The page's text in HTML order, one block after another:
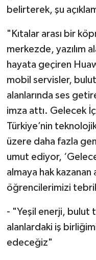
belirterek, şu
"Kıtalar arası bir
merkezde, yazılım
hayata geçiren
mobil servisler,
alanlarında ses
imza attı. Gelecek
Türkiye’nin
üzere daha fazla
umut ediyor,
almaya hak kazanan
öğrencilerimizi
- "Yeşil enerji, bulut
alanlardaki iş
edeceğiz"